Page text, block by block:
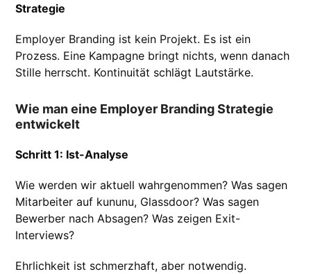
Strategie
Employer Branding ist kein Projekt. Es ist ein
Prozess. Eine Kampagne bringt nichts, wenn danach
Stille herrscht. Kontinuität schlägt Lautstärke.
Wie man eine Employer Branding Strategie
entwickelt
Schritt 1: Ist-Analyse
Wie werden wir aktuell wahrgenommen? Was sagen
Mitarbeiter auf kununu, Glassdoor? Was sagen
Bewerber nach Absagen? Was zeigen Exit-
Interviews?
Ehrlichkeit ist schmerzhaft, aber notwendig.